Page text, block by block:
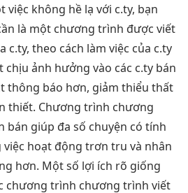
không hề lạ với c.ty, bạn
là một chương trình được viết
c.ty, theo cách làm việc của c.ty
ảnh hưởng vào các c.ty bán
thông báo hơn, giảm thiểu thất
thiết. Chương trình chương
bán giúp đa số chuyện có tính
việc hoạt động trơn tru và nhân
hơn. Một số lợi ích rõ giống
chương trình chương trình viết